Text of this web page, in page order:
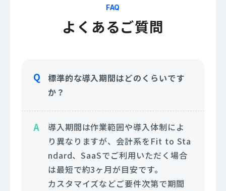
FAQ
よくあるご質問
標準的な導入期間はどのくらいです
か？
導入期間は作業範囲や導入体制によ
り異なりますが、会計系をFit to Sta
ndard、SaaSでご利用いただく場合
は最短で約3ヶ月が目安です。
カスタマイズなどご要件次第で期間